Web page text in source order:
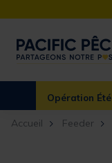
Opération Été
Accueil Feeder